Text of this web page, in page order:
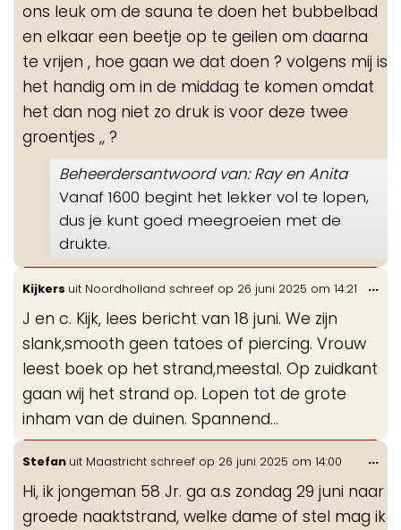
ons leuk om de sauna te doen het bubbelbad
en elkaar een beetje op te geilen om daarna
te vrijen , hoe gaan we dat doen ? volgens mij is
het handig om in de middag te komen omdat
het dan nog niet zo druk is voor deze twee
groentjes ,, ?
Beheerdersantwoord van: Ray en Anita
Vanaf 1600 begint het lekker vol te lopen,
dus je kunt goed meegroeien met de
drukte.
Kijkers uit Noordholland schreef op 26 juni 2025 om 14:21
J en c. Kijk, lees bericht van 18 juni. We zijn
slank,smooth geen tatoes of piercing. Vrouw
leest boek op het strand,meestal. Op zuidkant
gaan wij het strand op. Lopen tot de grote
inham van de duinen. Spannend…
...
Stefan uit Maastricht schreef op 26 juni 2025 om 14:00
Hi, ik jongeman 58 Jr. ga a.s zondag 29 juni naar
groede naaktstrand, welke dame of stel mag ik
...